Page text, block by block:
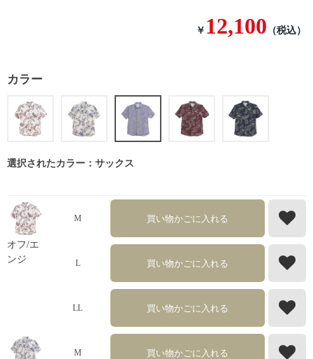
￥ 12,100 （税込）
カラー
選択されたカラー：サックス
オフ/エ
ンジ
M 買い物かごに入れる
L 買い物かごに入れる
LL 買い物かごに入れる
M 買い物かごに入れる